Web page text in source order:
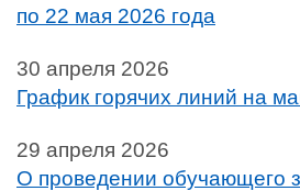
по 22 мая 2026 года
30 апреля 2026
График горячих линий на
29 апреля 2026
О проведении обучающего